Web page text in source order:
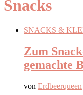
Snacks
SNACKS &
Zum
gemachte
von Erdbeerqueen